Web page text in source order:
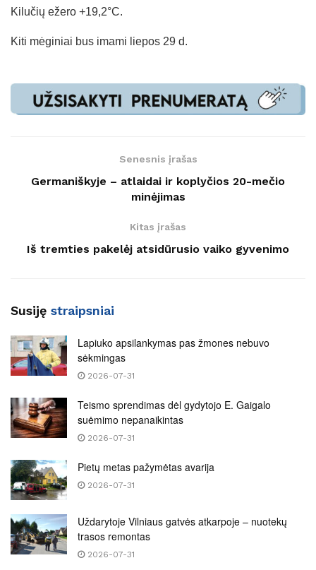
Kilučių ežero +19,2°C.
Kiti mėginiai bus imami liepos 29 d.
Senesnis įrašas
Germaniškyje – atlaidai ir koplyčios 20-mečio
minėjimas
Kitas įrašas
Iš tremties pakelėj atsidūrusio vaiko gyvenimo
Susiję straipsniai
Lapiuko apsilankymas pas žmones nebuvo
sėkmingas
2026-07-31
Teismo sprendimas dėl gydytojo E. Gaigalo
suėmimo nepanaikintas
2026-07-31
Pietų metas pažymėtas avarija
2026-07-31
Uždarytoje Vilniaus gatvės atkarpoje – nuotekų
trasos remontas
2026-07-31